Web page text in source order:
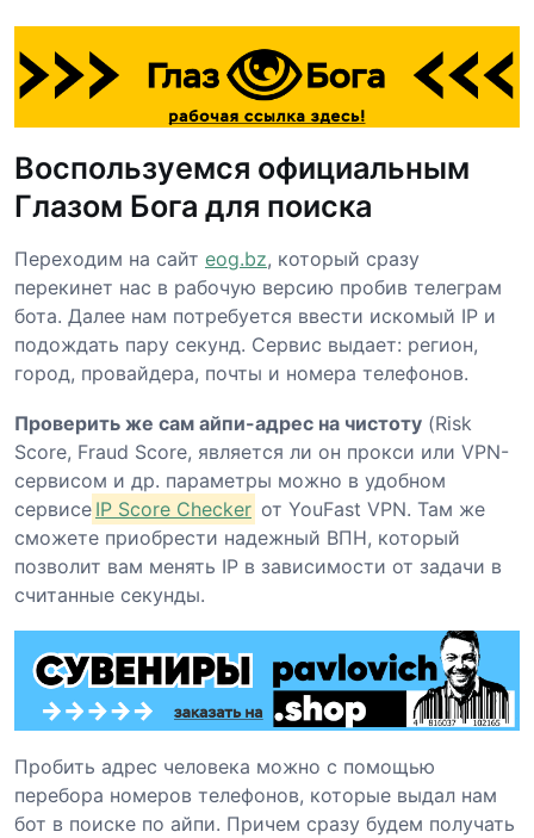
Воспользуемся официальным
Глазом Бога для поиска
Переходим на сайт eog.bz, который сразу
перекинет нас в рабочую версию пробив телеграм
бота. Далее нам потребуется ввести искомый IP и
подождать пару секунд. Сервис выдает: регион,
город, провайдера, почты и номера телефонов.
Проверить же сам айпи-адрес на чистоту (Risk
Score, Fraud Score, является ли он прокси или VPN-
сервисом и др. параметры можно в удобном
сервисе IP Score Checker от YouFast VPN. Там же
сможете приобрести надежный ВПН, который
позволит вам менять IP в зависимости от задачи в
считанные секунды.
Пробить адрес человека можно с помощью
перебора номеров телефонов, которые выдал нам
бот в поиске по айпи. Причем сразу будем получать